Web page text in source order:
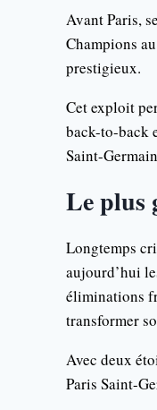
Avant Paris,
Champions
prestigieux.
Cet exploit
back-to-back
Saint-
Le plus
Longtemps
aujourd’hui
éliminations
transformer
Avec deux
Paris Saint-